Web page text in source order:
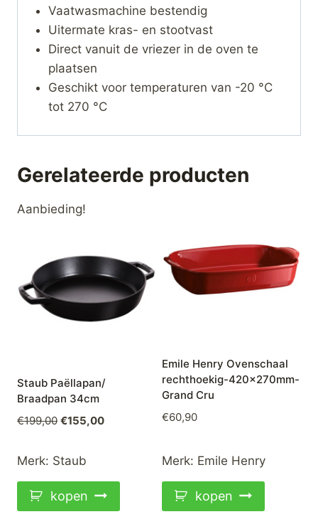
Vaatwasmachine bestendig
Uitermate kras- en stootvast
Direct vanuit de vriezer in de oven te
plaatsen
Geschikt voor temperaturen van -20 °C
tot 270 °C
Gerelateerde producten
Aanbieding!
Staub Paëllapan/
Braadpan 34cm
€199,00 Oorspronkelijke
was:
€155,00Huidige
Merk: Staub
kopen
Emile Henry Ovenschaal
rechthoekig-420x270mm-
Grand Cru
€60,90
Merk: Emile Henry
kopen